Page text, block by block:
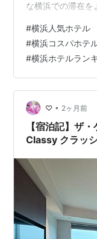
な横浜での滞在を
の魅力と周辺情報
行の宿泊先選びの
証！ Agoda 最安
で旅行客が安心し
す。 そのため、
Agodaを通じて最
#横浜人気ホテル
#横浜コスパホテ
#横浜ホテルラン
♡ • 2ヶ月前
【宿泊記】ザ
Classy クラッ